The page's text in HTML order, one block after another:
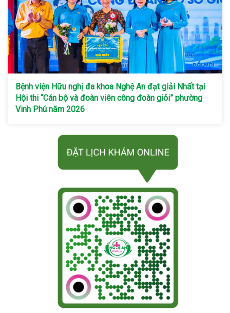
Bệnh viện Hữu nghị đa khoa Nghệ An đạt giải Nhất tại
Hội thi “Cán bộ và đoàn viên công đoàn giỏi” phường
Vinh Phú năm 2026